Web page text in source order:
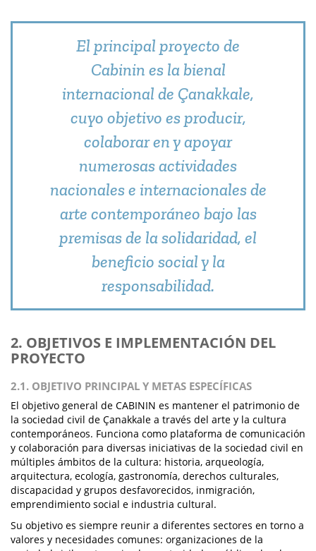
El principal proyecto de
Cabinin es la bienal
internacional de Çanakkale,
cuyo objetivo es producir,
colaborar en y apoyar
numerosas actividades
nacionales e internacionales de
arte contemporáneo bajo las
premisas de la solidaridad, el
beneficio social y la
responsabilidad.
2. OBJETIVOS E IMPLEMENTACIÓN DEL
PROYECTO
2.1. OBJETIVO PRINCIPAL Y METAS ESPECÍFICAS
El objetivo general de CABININ es mantener el patrimonio de
la sociedad civil de Çanakkale a través del arte y la cultura
contemporáneos. Funciona como plataforma de comunicación
y colaboración para diversas iniciativas de la sociedad civil en
múltiples ámbitos de la cultura: historia, arqueología,
arquitectura, ecología, gastronomía, derechos culturales,
discapacidad y grupos desfavorecidos, inmigración,
emprendimiento social e industria cultural.
Su objetivo es siempre reunir a diferentes sectores en torno a
valores y necesidades comunes: organizaciones de la